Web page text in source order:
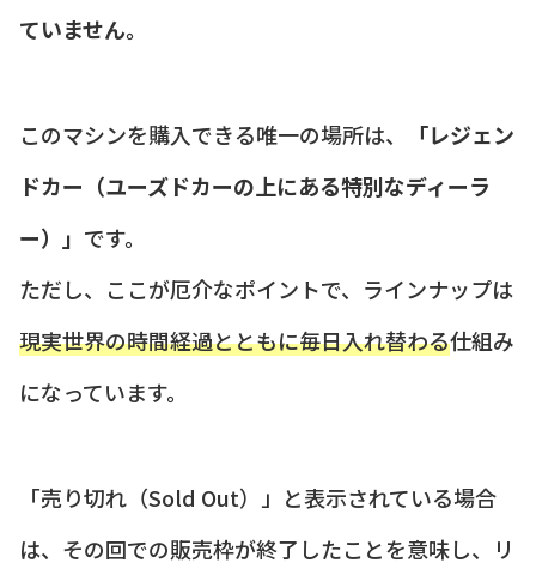
ていません。
このマシンを購入できる唯一の場所は、
「レジェン
ドカー（ユーズドカーの上にある特別なディーラ
ー）」 です。
ただし、ここが厄介なポイントで、ラインナップは
現実世界の時間経過とともに毎日入れ替わる仕組み
になっています。
「売り切れ（Sold Out）」と表示されている場合
は、その回での販売枠が終了したことを意味し、リ